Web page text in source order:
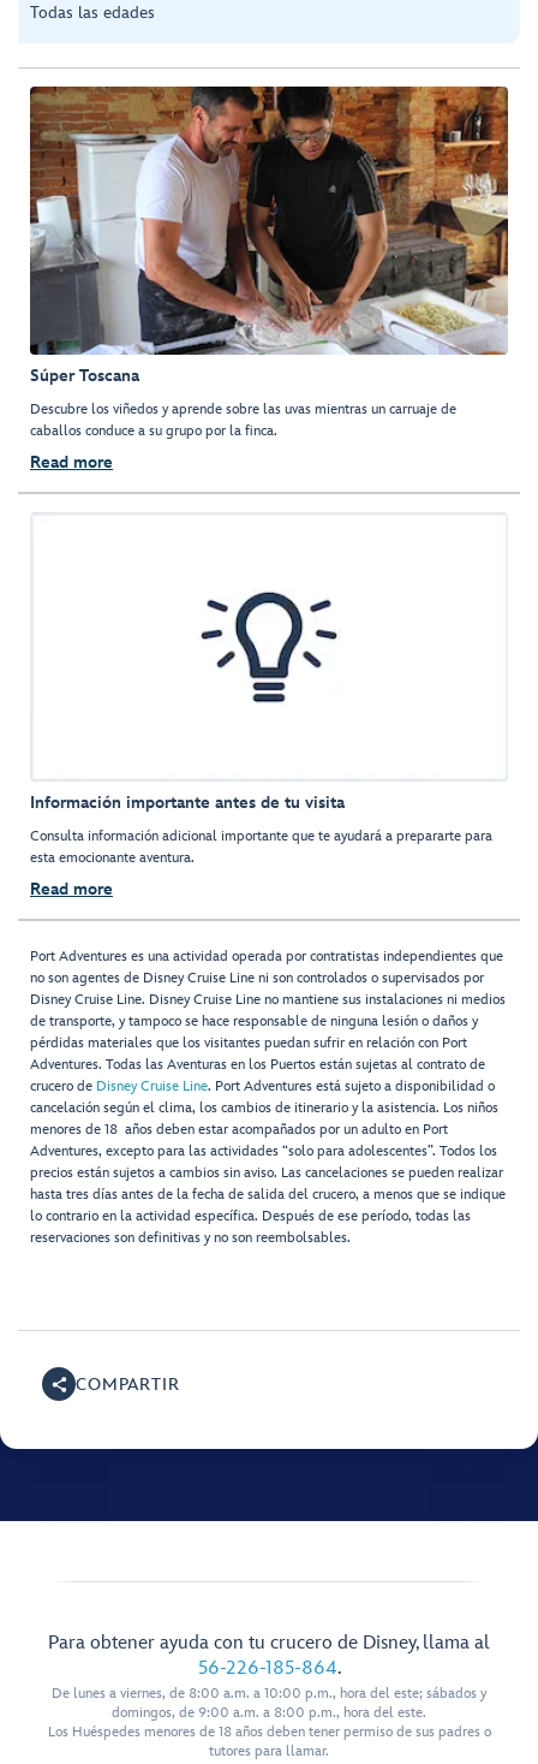
Todas las edades
Súper Toscana
Descubre los viñedos y aprende sobre las uvas mientras un carruaje de
caballos conduce a su grupo por la finca.
Read more
Información importante antes de tu visita
Consulta información adicional importante que te ayudará a prepararte para
esta emocionante aventura.
Read more
Port Adventures es una actividad operada por contratistas independientes que
no son agentes de Disney Cruise Line ni son controlados o supervisados por
Disney Cruise Line. Disney Cruise Line no mantiene sus instalaciones ni medios
de transporte, y tampoco se hace responsable de ninguna lesión o daños y
pérdidas materiales que los visitantes puedan sufrir en relación con Port
Adventures. Todas las Aventuras en los Puertos están sujetas al contrato de
crucero de Disney Cruise Line. Port Adventures está sujeto a disponibilidad o
cancelación según el clima, los cambios de itinerario y la asistencia. Los niños
menores de 18 años deben estar acompañados por un adulto en Port
Adventures, excepto para las actividades “solo para adolescentes”. Todos los
precios están sujetos a cambios sin aviso. Las cancelaciones se pueden realizar
hasta tres días antes de la fecha de salida del crucero, a menos que se indique
lo contrario en la actividad específica. Después de ese período, todas las
reservaciones son definitivas y no son reembolsables.
COMPARTIR
Para obtener ayuda con tu crucero de Disney, llama al
56-226-185-864.
De lunes a viernes, de 8:00 a.m. a 10:00 p.m., hora del este; sábados y
domingos, de 9:00 a.m. a 8:00 p.m., hora del este.
Los Huéspedes menores de 18 años deben tener permiso de sus padres o
tutores para llamar.